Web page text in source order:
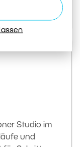
Studio im
und